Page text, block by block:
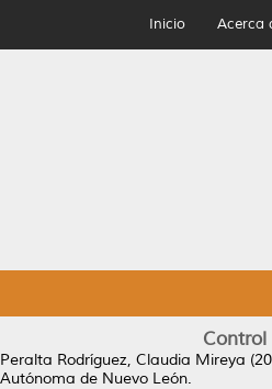
Inicio Acerca
Control
Peralta Rodríguez, Claudia Mireya
Autónoma de Nuevo León.